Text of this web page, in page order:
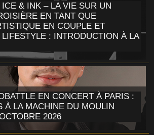
& INK – LA VIE SUR UN
EN TANT QUE
EN COUPLE ET
: INTRODUCTION À LA
EN CONCERT À PARIS :
À LA MACHINE DU MOULIN
2026